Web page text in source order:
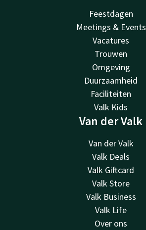
Feestdagen
Meetings & Events
Vacatures
Trouwen
Omgeving
Duurzaamheid
Faciliteiten
Valk Kids
Van der Valk
Van der Valk
Valk Deals
Valk Giftcard
Valk Store
Valk Business
Valk Life
Over ons